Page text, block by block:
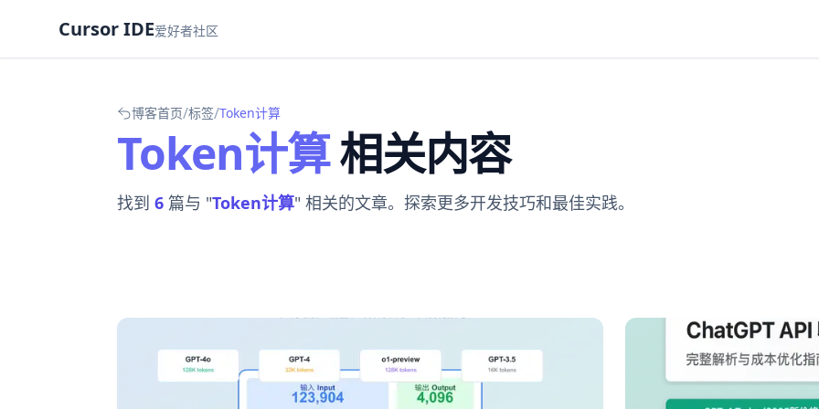
Cursor IDE爱好者社区
博客首页/标签/Token计算
Token计算相关内容
找到 6 篇与 "Token计算" 相关的文章。探索更多开发技巧和最佳实践。